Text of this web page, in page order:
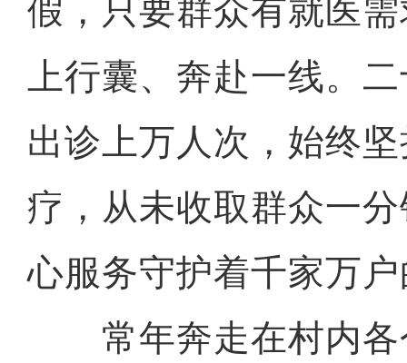
假，只要群众有就医
上行囊、奔赴一线。
出诊上万人次，始终
疗，从未收取群众一
心服务守护着千家万
常年奔走在村内各